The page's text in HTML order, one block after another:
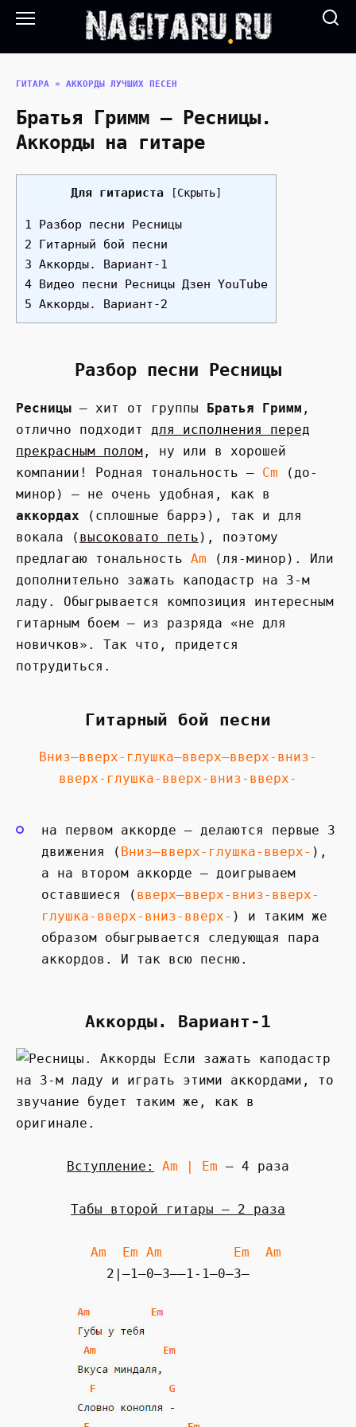
Перейти
ГИТАРА » АККОРДЫ ЛУЧШИХ ПЕСЕН
Братья Гримм — Ресницы.
Аккорды на гитаре
Для гитариста [Скрыть]
1 Разбор песни Ресницы
2 Гитарный бой песни
3 Аккорды. Вариант-1
4 Видео песни Ресницы Дзен YouTube
5 Аккорды. Вариант-2
Разбор песни Ресницы
Ресницы — хит от группы Братья Гримм ,
отлично подходит для исполнения перед
прекрасным полом , ну или в хорошей
компании! Родная тональность — Сm (до-
минор) — не очень удобная, как в
аккордах (сплошные баррэ), так и для
вокала ( высоковато петь ), поэтому
предлагаю тональность Am (ля-минор). Или
дополнительно зажать каподастр на 3-м
ладу. Обыгрывается композиция интересным
гитарным боем — из разряда «не для
новичков». Так что, придется
потрудиться.
Гитарный бой песни
Вниз—вверх-глушка—вверх—вверх-вниз-
вверх-глушка-вверх-вниз-вверх-
на первом аккорде — делаются первые 3
движения ( Вниз—вверх-глушка-вверх- ),
а на втором аккорде — доигрываем
оставшиеся ( вверх—вверх-вниз-вверх-
глушка-вверх-вниз-вверх- ) и таким же
образом обыгрывается следующая пара
аккордов. И так всю песню.
Аккорды. Вариант-1
Если зажать каподастр
на 3-м ладу и играть этими аккордами, то
звучание будет таким же, как в
оригинале.
Вступление: Am | Em — 4 раза
Табы второй гитары — 2 раза
Am Em Am Em Am
2|—1—0—3——1-1—0—3—